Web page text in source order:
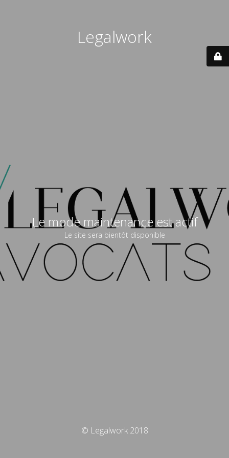
Legalwork
Le mode maintenance est actif
Le site sera bientôt disponible
© Legalwork 2018